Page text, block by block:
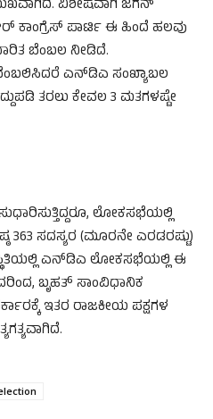
ವಿಶೇಷವಾಗಿ ಜಗನ್
ಕಾಂಗ್ರೆಸ್ ಪಾರ್ಟಿ ಈ ಹಿಂದೆ ಹಲವು
ಬೆಂಬಲ ನೀಡಿದೆ.
ಎನ್‌ಡಿಎ ಸಂಖ್ಯಾಬಲ
ತರಲು ಕೇವಲ 3 ಮತಗಳಷ್ಟೇ
ಲೋಕಸಭೆಯಲ್ಲಿ
363 ಸದಸ್ಯರ (ಮೂರನೇ ಎರಡರಷ್ಟು)
ಎನ್‌ಡಿಎ ಲೋಕಸಭೆಯಲ್ಲಿ ಈ
ಬೃಹತ್ ಸಾಂವಿಧಾನಿಕ
ಇತರ ರಾಜಕೀಯ ಪಕ್ಷಗಳ